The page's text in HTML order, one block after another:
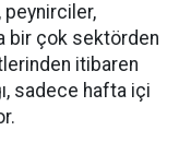
peynirciler,
bir çok sektörden
itibaren
sadece hafta içi